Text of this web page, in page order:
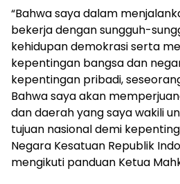
“Bahwa saya dalam
bekerja dengan sungguh-
kehidupan demokrasi serta
kepentingan bangsa dan
kepentingan pribadi,
Bahwa saya akan
dan daerah yang saya wakili
tujuan nasional demi
Negara Kesatuan Republik
mengikuti panduan Ketua